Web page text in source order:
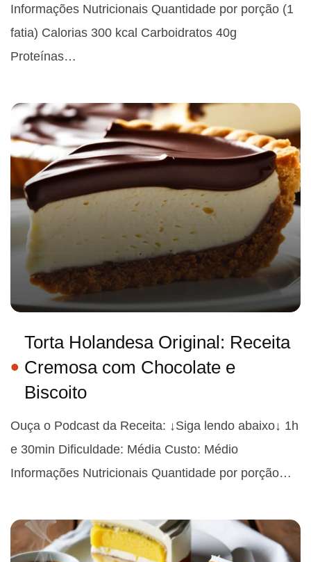
Informações Nutricionais Quantidade por porção (1
fatia) Calorias 300 kcal Carboidratos 40g
Proteínas…
Torta Holandesa Original: Receita
Cremosa com Chocolate e
Biscoito
Ouça o Podcast da Receita: ↓Siga lendo abaixo↓ 1h
e 30min Dificuldade: Média Custo: Médio
Informações Nutricionais Quantidade por porção…